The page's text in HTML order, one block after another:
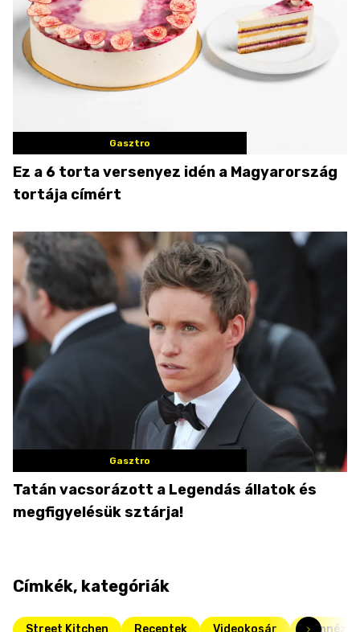
Gasztro
Ez a 6 torta versenyez idén a Magyarország
tortája címért
Gasztro
Tatán vacsorázott a Legendás állatok és
megfigyelésük sztárja!
Címkék, kategóriák